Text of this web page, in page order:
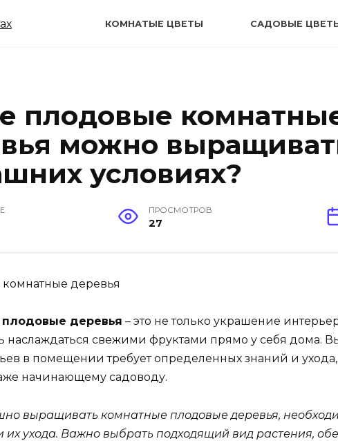
КОМНАТЫЕ ЦВЕТЫ САДОВЫЕ
плодовые
можно
условиях?
ПРОСМОТРОВ
27
деревья – это не только украшение
наслаждаться свежими фруктами прямо у себя дома.
в помещении требует определенных знаний и
начинающему садоводу.
выращивать комнатные плодовые деревья,
их ухода. Важно выбрать подходящий вид растения,